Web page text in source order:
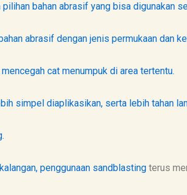
bahan abrasif yang bisa digunakan
abrasif dengan jenis permukaan dan
cat menumpuk di area tertentu.
simpel diaplikasikan, serta lebih tahan
penggunaan sandblasting terus